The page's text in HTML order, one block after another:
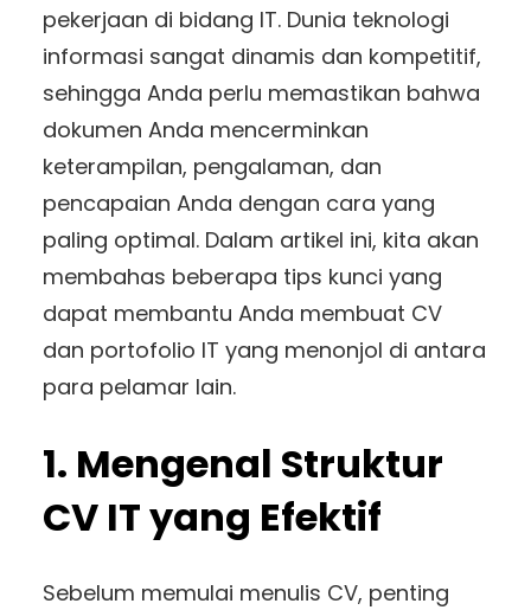
pekerjaan di bidang IT. Dunia teknologi
informasi sangat dinamis dan kompetitif,
sehingga Anda perlu memastikan bahwa
dokumen Anda mencerminkan
keterampilan, pengalaman, dan
pencapaian Anda dengan cara yang
paling optimal. Dalam artikel ini, kita akan
membahas beberapa tips kunci yang
dapat membantu Anda membuat CV
dan portofolio IT yang menonjol di antara
para pelamar lain.
1. Mengenal Struktur
CV IT yang Efektif
Sebelum memulai menulis CV, penting